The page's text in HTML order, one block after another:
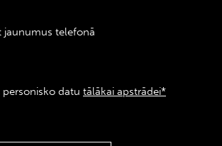
jaunumus telefonā
personisko datu tālākai apstrādei*